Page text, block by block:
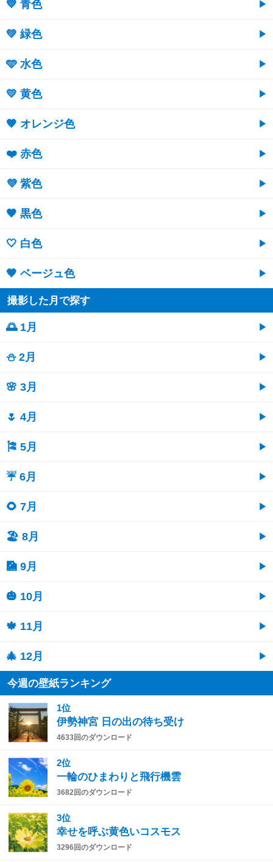
💙 青色
💚 緑色
🩵 水色
💛 黄色
🧡 オレンジ色
❤️ 赤色
💜 紫色
🖤 黒色
🤍 白色
🤎 ベージュ色
撮影した月で探す
🌅 1月
⛄ 2月
🌸 3月
🌷 4月
🎏 5月
☔ 6月
🌻 7月
🏖 8月
🎑 9月
🎃 10月
🍁 11月
🎄 12月
今週の壁紙ランキング
1位
伊勢神宮 日の出の待ち受け
4633回のダウンロード
2位
一輪のひまわりと飛行機雲
3682回のダウンロード
3位
幸せを呼ぶ黄色いコスモス
3296回のダウンロード